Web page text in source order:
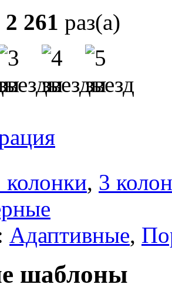
2 261 раз(а)
колонки, 3
Адаптивные,
шаблоны